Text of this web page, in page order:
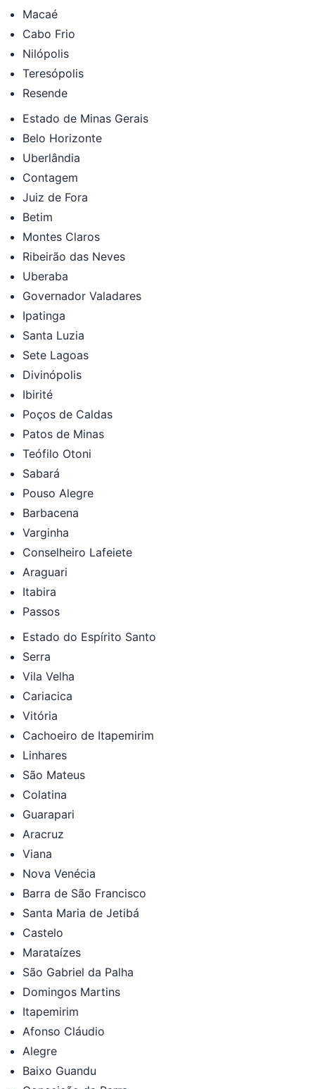
Macaé
Cabo Frio
Nilópolis
Teresópolis
Resende
Estado de Minas Gerais
Belo Horizonte
Uberlândia
Contagem
Juiz de Fora
Betim
Montes Claros
Ribeirão das Neves
Uberaba
Governador Valadares
Ipatinga
Santa Luzia
Sete Lagoas
Divinópolis
Ibirité
Poços de Caldas
Patos de Minas
Teófilo Otoni
Sabará
Pouso Alegre
Barbacena
Varginha
Conselheiro Lafeiete
Araguari
Itabira
Passos
Estado do Espírito Santo
Serra
Vila Velha
Cariacica
Vitória
Cachoeiro de Itapemirim
Linhares
São Mateus
Colatina
Guarapari
Aracruz
Viana
Nova Venécia
Barra de São Francisco
Santa Maria de Jetibá
Castelo
Marataízes
São Gabriel da Palha
Domingos Martins
Itapemirim
Afonso Cláudio
Alegre
Baixo Guandu